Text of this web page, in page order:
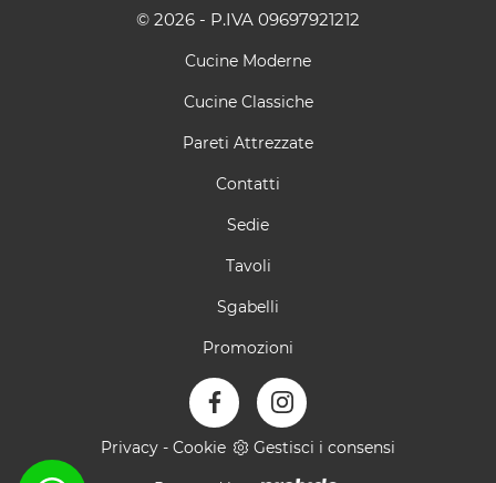
© 2026 - P.IVA 09697921212
Cucine Moderne
Cucine Classiche
Pareti Attrezzate
Contatti
Sedie
Tavoli
Sgabelli
Promozioni
Privacy - Cookie Gestisci i consensi